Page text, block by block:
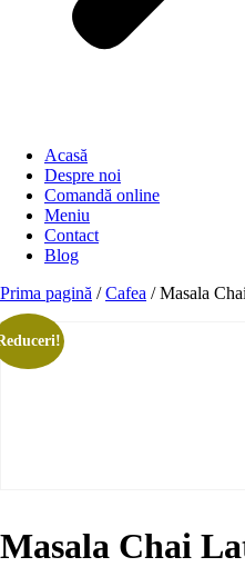
Acasă
Despre noi
Comandă online
Meniu
Contact
Blog
Prima pagină /Cafea / Masala
Masala Chai